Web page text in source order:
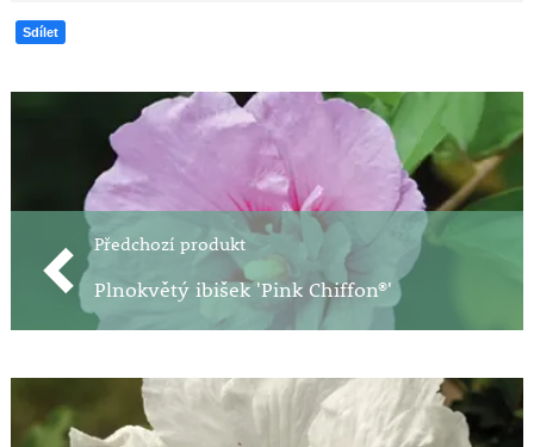
Sdílet
Předchozí produkt
Plnokvětý ibišek 'Pink Chiffon®'